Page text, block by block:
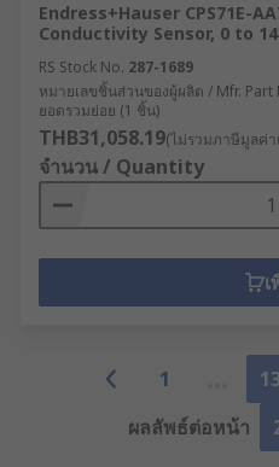
Endress+Hauser CPS71E-
Conductivity Sensor, 0 to
RS Stock No. 287-1689
หมายเลขชิ้นส่วนของผู้ผลิต / Mfr. Part
ยอดรวมย่อย (1 ชิ้น)
THB31,058.19(ไม่รวมภาษีมูลค่า
จำนวน / Quantity
เ
1 13
ผลลัพธ์ต่อหน้า